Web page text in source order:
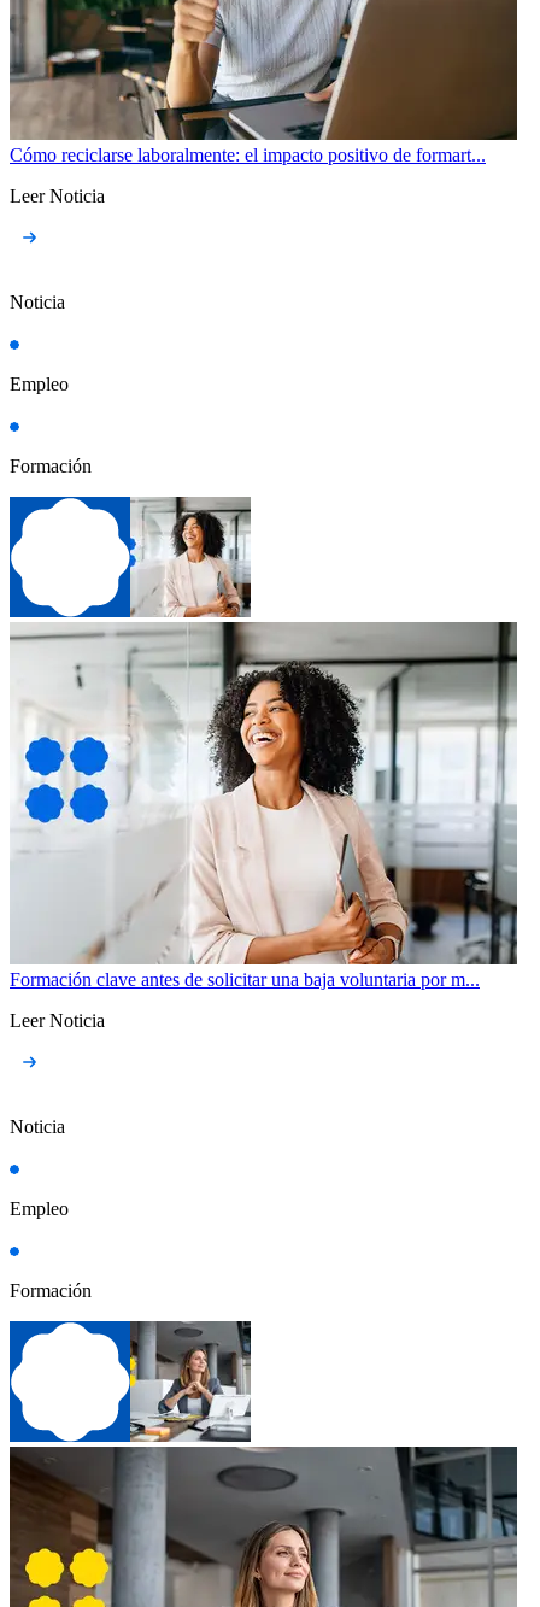
Cómo reciclarse laboralmente: el impacto positivo de formart...
Leer Noticia
Noticia
Empleo
Formación
Formación clave antes de solicitar una baja voluntaria por m...
Leer Noticia
Noticia
Empleo
Formación